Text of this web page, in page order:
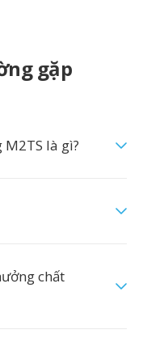
gặp
M2TS là gì?
chất